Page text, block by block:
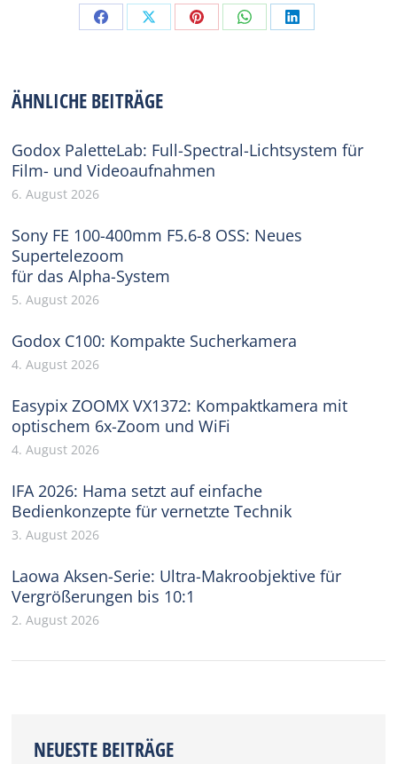
Share Share Share Share Share
ÄHNLICHE BEITRÄGE
Godox PaletteLab: Full-Spectral-Lichtsystem für
Film- und Videoaufnahmen
6. August 2026
Sony FE 100-400mm F5.6-8 OSS: Neues
Supertelezoom
für das Alpha-System
5. August 2026
Godox C100: Kompakte Sucherkamera
4. August 2026
Easypix ZOOMX VX1372: Kompaktkamera mit
optischem 6x-Zoom und WiFi
4. August 2026
IFA 2026: Hama setzt auf einfache
Bedienkonzepte für vernetzte Technik
3. August 2026
Laowa Aksen-Serie: Ultra-Makroobjektive für
Vergrößerungen bis 10:1
2. August 2026
NEUESTE BEITRÄGE